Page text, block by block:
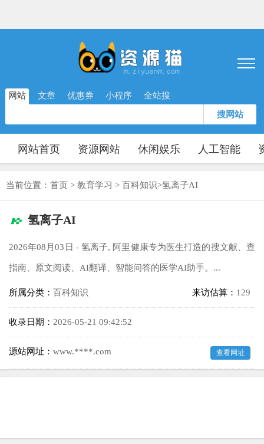
网站 文章 优惠券 小程序 全站搜
搜网站
网站首页 资源网站 休闲娱乐 人工智能
当前位置： 首页 > 教育学习 > 百科知识>氢离子AI
氢离子AI
2026年08月03日 - 氢离子, 阿里健康专为医生打造的搜文献、查
指南、原文阅读、AI翻译、智能问答的医学AI助手。...
所属分类： 百科知识 来访估算： 129
收录日期： 2026-05-21 09:42:52
源站网址： www.****.com 查看网址